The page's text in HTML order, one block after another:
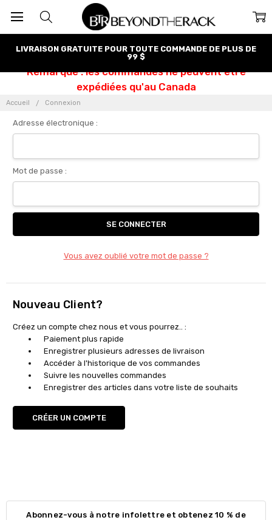
LIVRAISON GRATUITE POUR TOUTE COMMANDE DE PLUS DE
99 $
Remarque : les commandes ne peuvent être
expédiées qu'au Canada
Accueil Connexion
Adresse électronique :
Mot de passe :
Vous avez oublié votre mot de passe ?
Nouveau Client?
Créez un compte chez nous et vous pourrez.. :
Paiement plus rapide
Enregistrer plusieurs adresses de livraison
Accéder à l'historique de vos commandes
Suivre les nouvelles commandes
Enregistrer des articles dans votre liste de souhaits
CRÉER UN COMPTE
Abonnez-vous à notre infolettre et obtenez 10 % de